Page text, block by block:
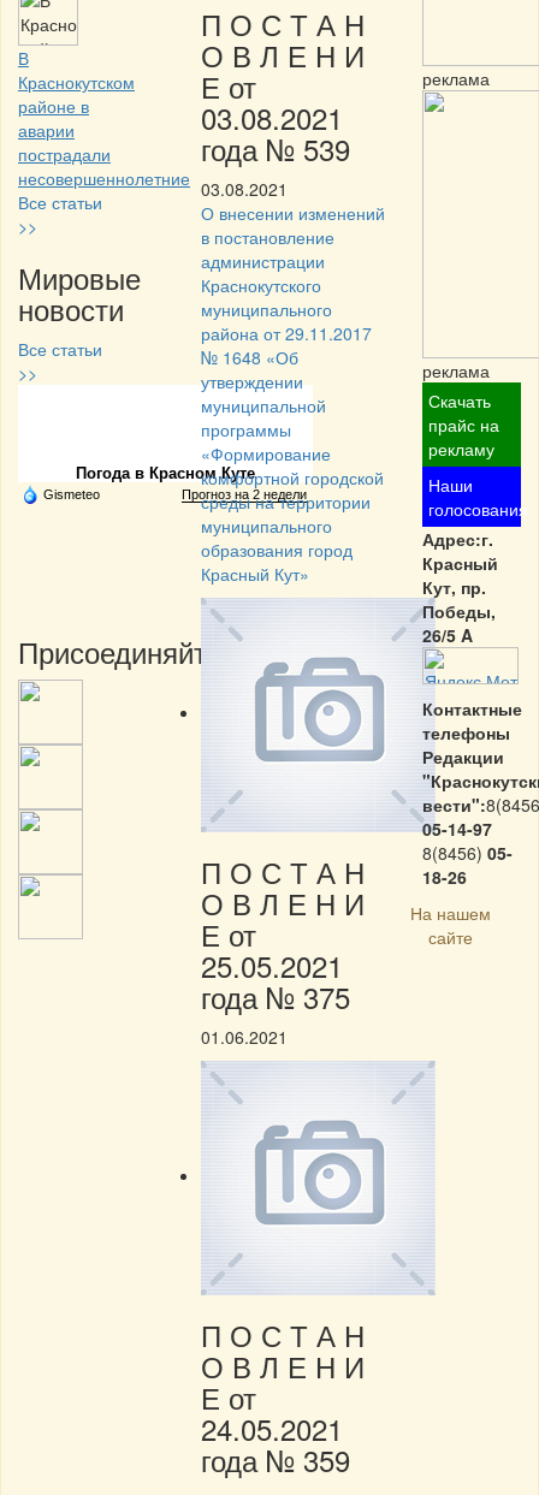
В
Краснокутском
районе в
аварии
пострадали
несовершеннолетние
Все статьи
>>
Мировые
новости
Все статьи
>>
Частная реклама
Погода в Красном Куте
Gismeteo Прогноз на 2 недели
Присоединяйтесь:
П О С Т А Н
О В Л Е Н И
Е от
03.08.2021
года № 539
03.08.2021
О внесении изменений
в постановление
администрации
Краснокутского
муниципального
района от 29.11.2017
№ 1648 «Об
утверждении
муниципальной
программы
«Формирование
комфортной городской
среды на территории
муниципального
образования город
Красный Кут»
П О С Т А Н
О В Л Е Н И
Е от
25.05.2021
года № 375
01.06.2021
П О С Т А Н
О В Л Е Н И
Е от
24.05.2021
года № 359
реклама
реклама
Скачать
прайс на
рекламу
Наши
голосования
Адрес:г.
Красный
Кут, пр.
Победы,
26/5 A
Контактные
телефоны
Редакции
вести":
05-14-97
8(8456) 05-
18-26
На нашем
сайте